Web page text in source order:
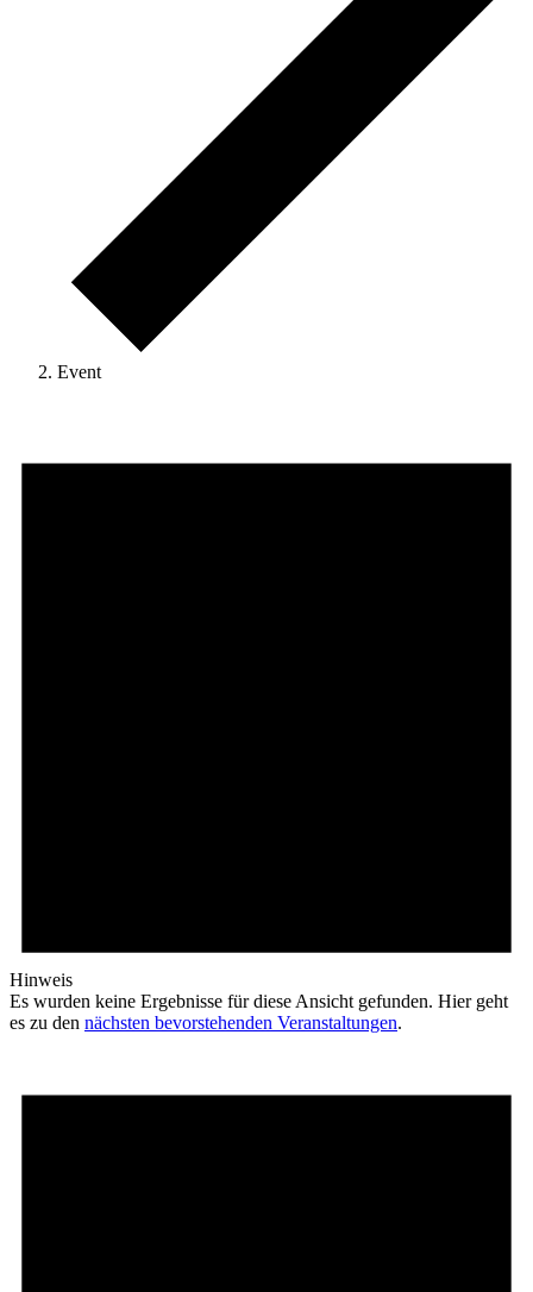
Event
Hinweis
Es wurden keine Ergebnisse für diese Ansicht gefunden. Hier geht
es zu den nächsten bevorstehenden Veranstaltungen.